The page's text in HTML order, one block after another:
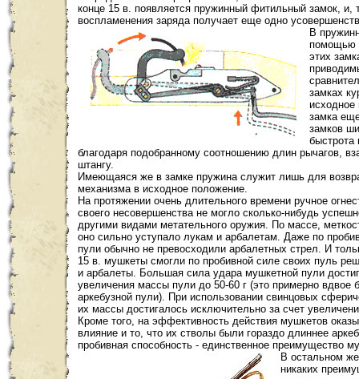
конце 15 в. появляется пружинный фитильный замок, и,
воспламенения заряда получает еще одно
В
помощью
этих
замках
замка
замков
быстрота
благодаря подобранному соотношению длин рычагов,
штангу.
Имеющаяся же в замке пружина служит лишь для
механизма в исходное положение.
На протяжении очень длительного времени ручное
своего несовершенства не могло сколько-нибудь
другими видами метательного оружия. По массе,
оно сильно уступало лукам и арбалетам. Даже по
пули обычно не превосходили арбалетных стрел. И
15 в. мушкеты смогли по пробивной силе своих пуль
и арбалеты. Большая сила удара мушкетной пули
увеличения массы пули до 50-60 г (это примерно вдвое
аркебузной пули). При использовании свинцовых
их массы достигалось исключительно за счет
Кроме того, на эффективность действия мушкетов
влияние и то, что их стволы были гораздо длиннее
пробивная способность - единственное преимущество
В остальном
никаких